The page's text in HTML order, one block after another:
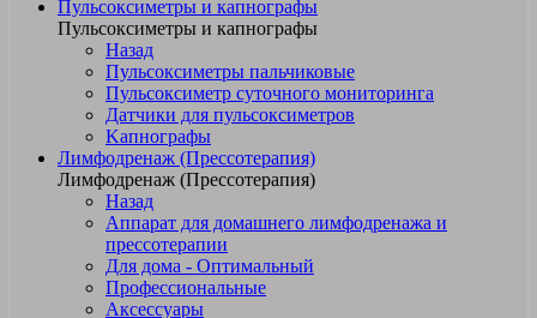
Пульсоксиметры и капнографы
Пульсоксиметры и капнографы
Назад
Пульсоксиметры пальчиковые
Пульсоксиметр суточного мониторинга
Датчики для пульсоксиметров
Kапнографы
Лимфодренаж (Прессотерапия)
Лимфодренаж (Прессотерапия)
Назад
Аппарат для домашнего лимфодренажа и
прессотерапии
Для дома - Оптимальный
Профессиональные
Аксессуары